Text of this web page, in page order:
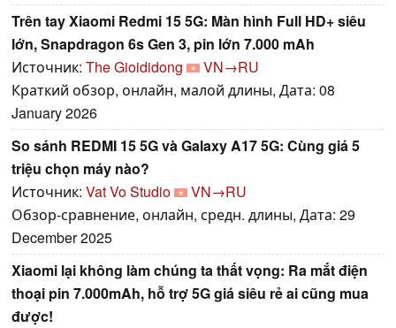
Trên tay Xiaomi Redmi 15 5G: Màn hình Full HD+ siêu
lớn, Snapdragon 6s Gen 3, pin lớn 7.000 mAh
Источник: The Gioididong
VN→RU
Краткий обзор, онлайн, малой длины, Дата: 08
January 2026
So sánh REDMI 15 5G và Galaxy A17 5G: Cùng giá 5
triệu chọn máy nào?
Источник: Vat Vo Studio
VN→RU
Обзор-сравнение, онлайн, средн. длины, Дата: 29
December 2025
Xiaomi lại không làm chúng ta thất vọng: Ra mắt điện
thoại pin 7.000mAh, hỗ trợ 5G giá siêu rẻ ai cũng mua
được!